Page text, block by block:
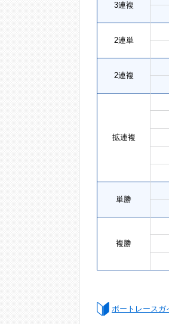
3連複
2連単
2連複
拡連複
単勝
複勝
ボートレースガ